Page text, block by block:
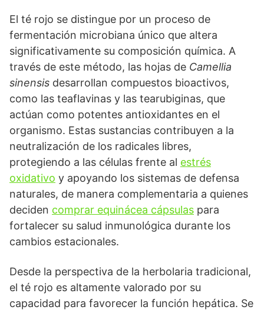
El té rojo se distingue por un proceso de
fermentación microbiana único que altera
significativamente su composición química. A
través de este método, las hojas de Camellia
sinensis desarrollan compuestos bioactivos,
como las teaflavinas y las tearubiginas, que
actúan como potentes antioxidantes en el
organismo. Estas sustancias contribuyen a la
neutralización de los radicales libres,
protegiendo a las células frente al estrés
oxidativo y apoyando los sistemas de defensa
naturales, de manera complementaria a quienes
deciden comprar equinácea cápsulas para
fortalecer su salud inmunológica durante los
cambios estacionales.
Desde la perspectiva de la herbolaria tradicional,
el té rojo es altamente valorado por su
capacidad para favorecer la función hepática. Se